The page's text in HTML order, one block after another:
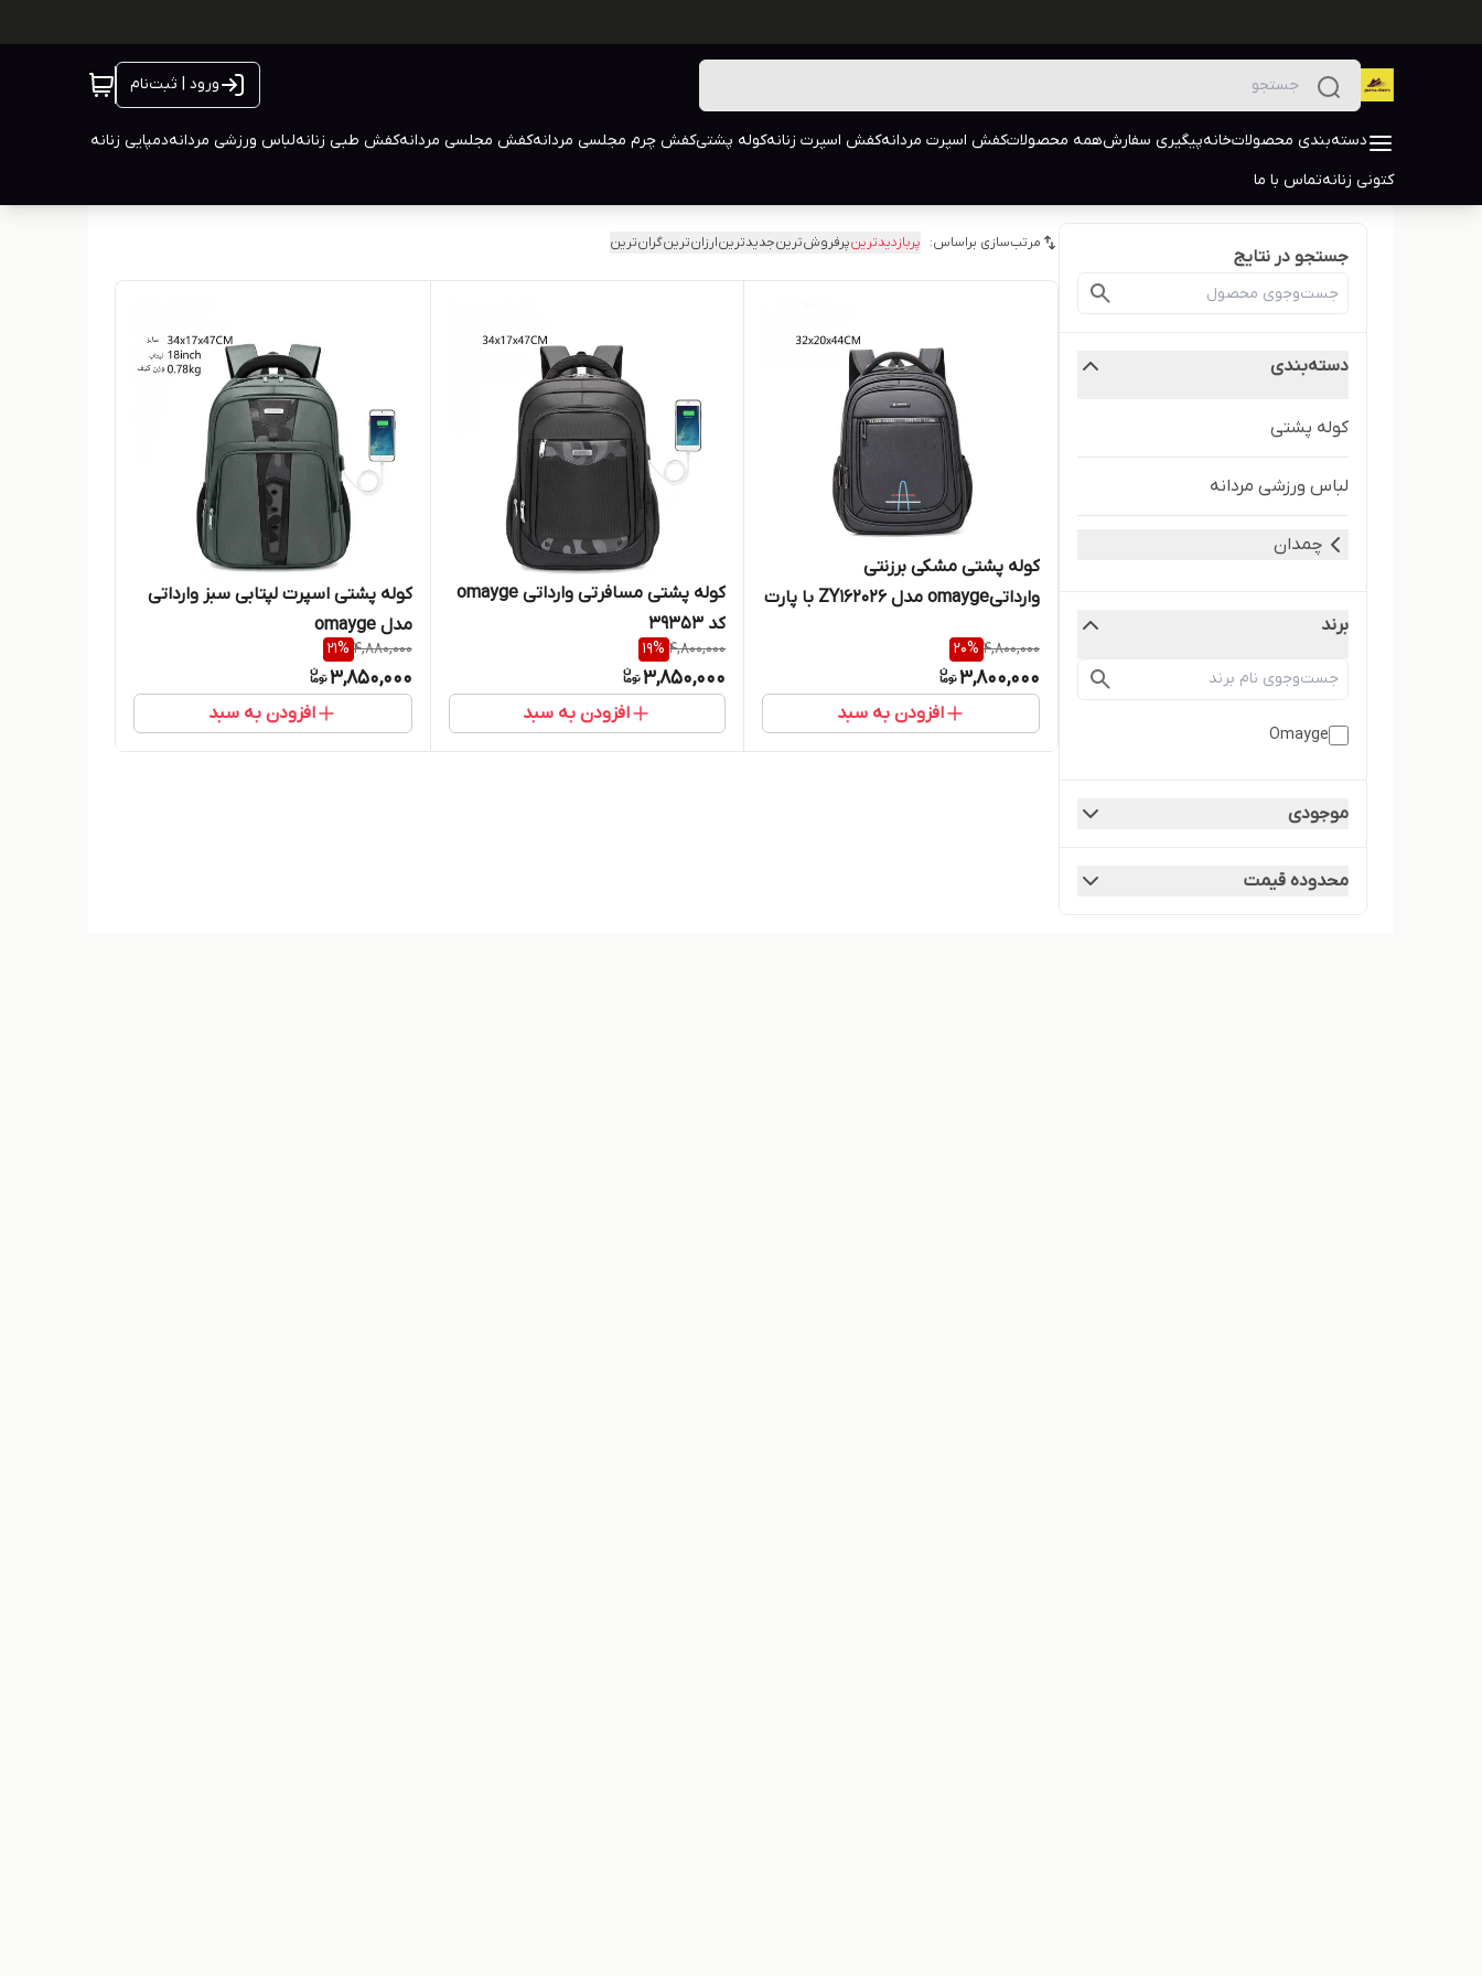
ورود | ثبت‌نام
دسته‌بندی محصولاتخانهپیگیری سفارشهمه محصولاتکفش اسپرت مردانهکفش اسپرت زنانهکوله پشتیکفش چرم مجلسی مردانهکفش مجلسی مردانهکفش طبی زنانهلباس ورزشی مردانهدمپایی زنانه
کتونی زنانهتماس با ما
جستجو در نتایج
دسته‌بندی
کوله پشتی
لباس ورزشی مردانه
چمدان
برند
Omayge
موجودی
محدوده قیمت
مرتب‌سازی براساس: پربازدیدترینپرفروش‌ترینجدیدترینارزان‌ترینگران‌ترین
کوله پشتی مشکی برزنتی
وارداتیomayge مدل ZY162026 با پارت
4,800,000
20%
3,800,000
افزودن به سبد
کوله پشتی مسافرتی وارداتی omayge
کد 39353
4,800,000
19%
3,850,000
افزودن به سبد
کوله پشتی اسپرت لپتابی سبز وارداتی
مدل omayge
4,880,000
21%
3,850,000
افزودن به سبد